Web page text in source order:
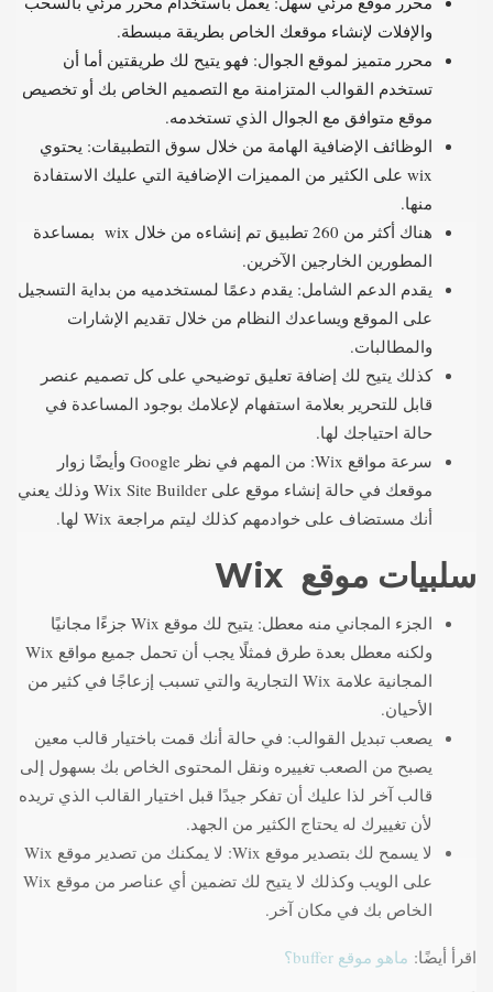
والإفلات لإنشاء موقعك الخاص بطريقة مبسطة.
محرر متميز لموقع الجوال: فهو يتيح لك طريقتين أما أن
تستخدم القوالب المتزامنة مع التصميم الخاص بك أو تخصيص
موقع متوافق مع الجوال الذي تستخدمه.
الوظائف الإضافية الهامة من خلال سوق التطبيقات: يحتوي
wix على الكثير من المميزات الإضافية التي عليك الاستفادة
منها.
هناك أكثر من 260 تطبيق تم إنشاءه من خلال wix بمساعدة
المطورين الخارجين الآخرين.
يقدم الدعم الشامل: يقدم دعمًا لمستخدميه من بداية التسجيل
على الموقع ويساعدك النظام من خلال تقديم الإشارات
والمطالبات.
كذلك يتيح لك إضافة تعليق توضيحي على كل تصميم عنصر
قابل للتحرير بعلامة استفهام لإعلامك بوجود المساعدة في
حالة احتياجك لها.
سرعة مواقع Wix: من المهم في نظر Google وأيضًا زوار
موقعك في حالة إنشاء موقع على Wix Site Builder وذلك يعني
أنك مستضاف على خوادمهم كذلك ليتم مراجعة Wix لها.
سلبيات موقع Wix
الجزء المجاني منه معطل: يتيح لك موقع Wix جزءًا مجانيًا
ولكنه معطل بعدة طرق فمثلًا يجب أن تحمل جميع مواقع Wix
المجانية علامة Wix التجارية والتي تسبب إزعاجًا في كثير من
الأحيان.
يصعب تبديل القوالب: في حالة أنك قمت باختيار قالب معين
يصبح من الصعب تغييره ونقل المحتوى الخاص بك بسهول إلى
قالب آخر لذا عليك أن تفكر جيدًا قبل اختيار القالب الذي تريده
لأن تغييرك له يحتاج الكثير من الجهد.
لا يسمح لك بتصدير موقع Wix: لا يمكنك من تصدير موقع Wix
على الويب وكذلك لا يتيح لك تضمين أي عناصر من موقع Wix
الخاص بك في مكان آخر.
اقرأ أيضًا: ماهو موقع buffer؟